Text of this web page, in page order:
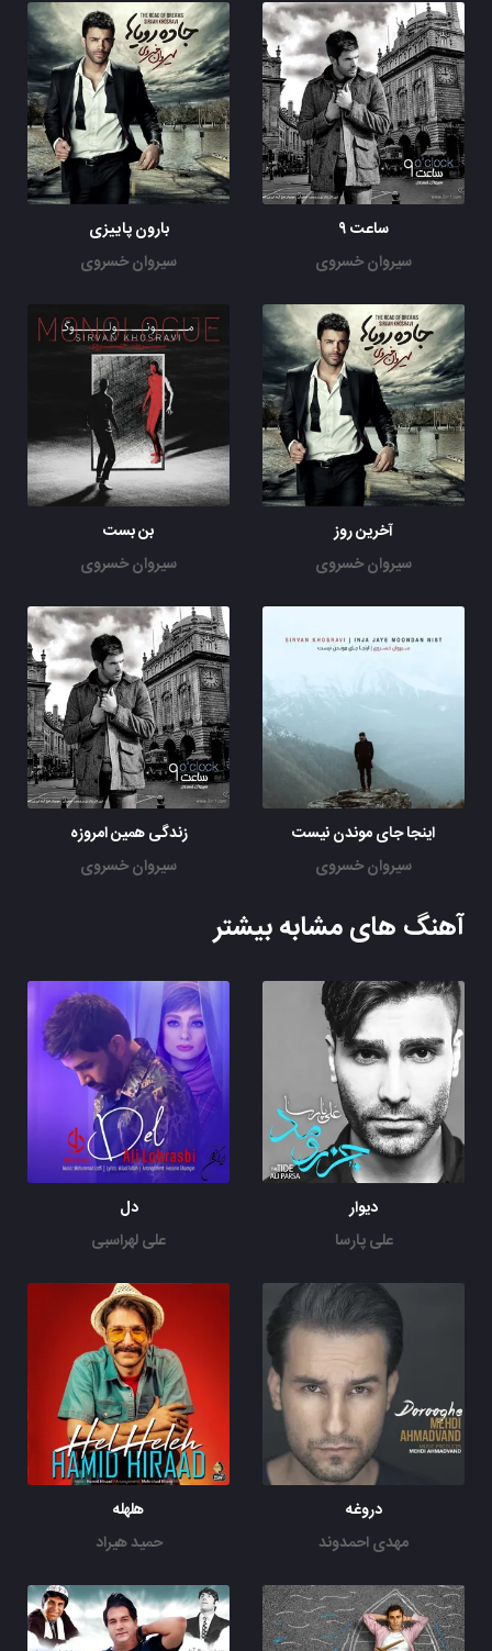
ساعت ۹
سیروان خسروی
بارون پاییزی
سیروان خسروی
آخرین روز
سیروان خسروی
بن بست
سیروان خسروی
اینجا جای موندن نیست
سیروان خسروی
زندگی همین امروزه
سیروان خسروی
آهنگ های مشابه بیشتر
دیوار
علی پارسا
دل
علی لهراسبی
دروغه
مهدی احمدوند
هلهله
حمید هیراد